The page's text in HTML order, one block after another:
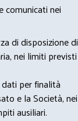
comunicati nei
di disposizione di
nei limiti previsti
per finalità
e la Società, nei
ausiliari.